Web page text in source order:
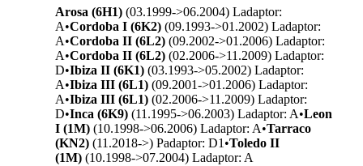
Arosa (6H1) (03.1999->06.2004) Ladaptor:
A•Cordoba I (6K2) (09.1993->01.2002) Ladaptor:
A•Cordoba II (6L2) (09.2002->01.2006) Ladaptor:
A•Cordoba II (6L2) (02.2006->11.2009) Ladaptor:
D•Ibiza II (6K1) (03.1993->05.2002) Ladaptor:
A•Ibiza III (6L1) (09.2001->01.2006) Ladaptor:
A•Ibiza III (6L1) (02.2006->11.2009) Ladaptor:
D•Inca (6K9) (11.1995->06.2003) Ladaptor: A•Leon
I (1M) (10.1998->06.2006) Ladaptor: A•Tarraco
(KN2) (11.2018->) Padaptor: D1 •Toledo II
(1M) (10.1998->07.2004) Ladaptor: A